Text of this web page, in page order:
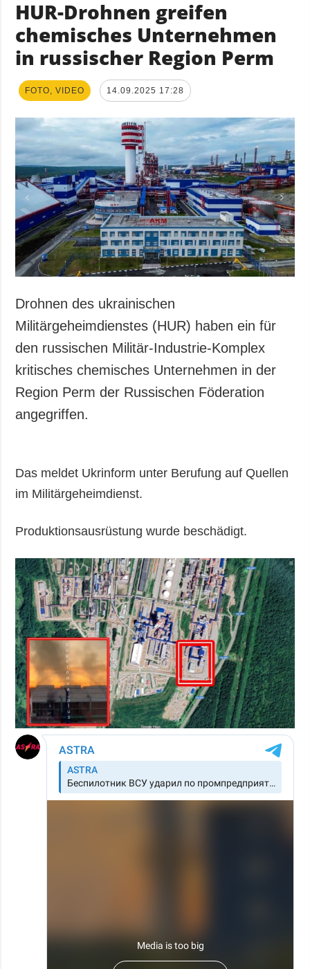
HUR-Drohnen greifen
chemisches Unternehmen
in russischer Region Perm
FOTO, VIDEO 14.09.2025 17:28
Drohnen des ukrainischen
Militärgeheimdienstes (HUR) haben ein für
den russischen Militär-Industrie-Komplex
kritisches chemisches Unternehmen in der
Region Perm der Russischen Föderation
angegriffen.
Das meldet Ukrinform unter Berufung auf Quellen
im Militärgeheimdienst.
Produktionsausrüstung wurde beschädigt.